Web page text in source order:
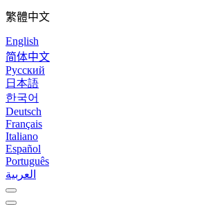
繁體中文
English
简体中文
Русский
日本語
한국어
Deutsch
Français
Italiano
Español
Português
العربية